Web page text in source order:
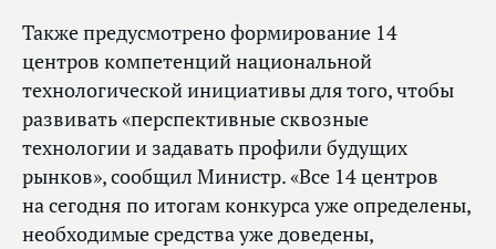
Также предусмотрено формирование 14
центров компетенций национальной
технологической инициативы для того, чтобы
развивать «перспективные сквозные
технологии и задавать профили будущих
рынков», сообщил Министр. «Все 14 центров
на сегодня по итогам конкурса уже определены,
необходимые средства уже доведены,